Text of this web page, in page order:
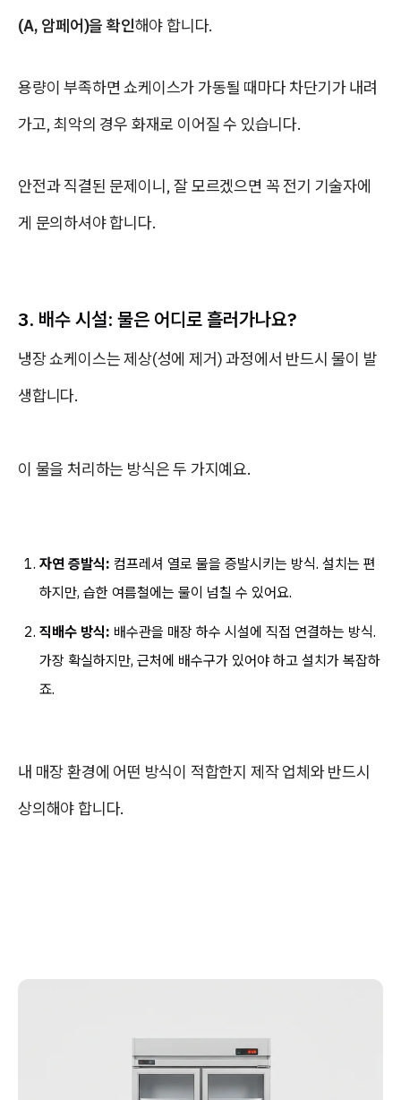
(A, 암페어)을 확인해야 합니다.
용량이 부족하면 쇼케이스가 가동될 때마다 차단기가 내려
가고, 최악의 경우 화재로 이어질 수 있습니다.
안전과 직결된 문제이니, 잘 모르겠으면 꼭 전기 기술자에
게 문의하셔야 합니다.
3. 배수 시설: 물은 어디로 흘러가나요?
냉장 쇼케이스는 제상(성에 제거) 과정에서 반드시 물이 발
생합니다.
이 물을 처리하는 방식은 두 가지예요.
자연 증발식: 컴프레셔 열로 물을 증발시키는 방식. 설치는 편
하지만, 습한 여름철에는 물이 넘칠 수 있어요.
직배수 방식: 배수관을 매장 하수 시설에 직접 연결하는 방식.
가장 확실하지만, 근처에 배수구가 있어야 하고 설치가 복잡하
죠.
내 매장 환경에 어떤 방식이 적합한지 제작 업체와 반드시
상의해야 합니다.